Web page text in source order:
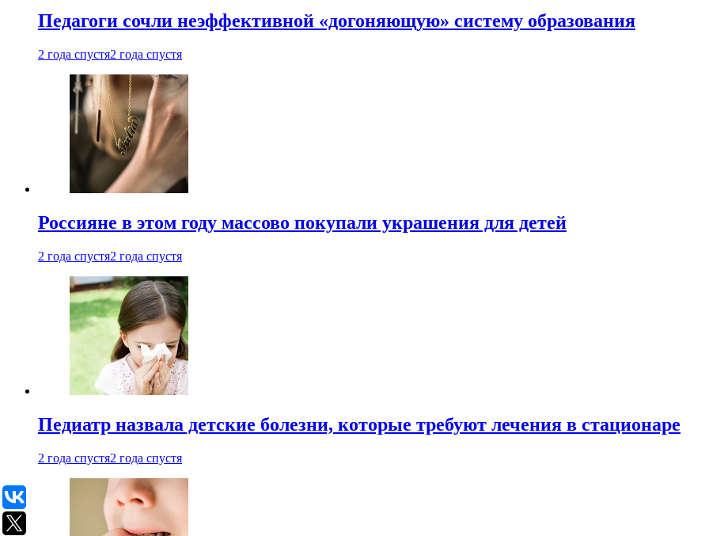
Педагоги сочли неэффективной «догоняющую» систему образования
2 года спустя2 года спустя
Россияне в этом году массово покупали украшения для детей
2 года спустя2 года спустя
Педиатр назвала детские болезни, которые требуют лечения в стационаре
2 года спустя2 года спустя